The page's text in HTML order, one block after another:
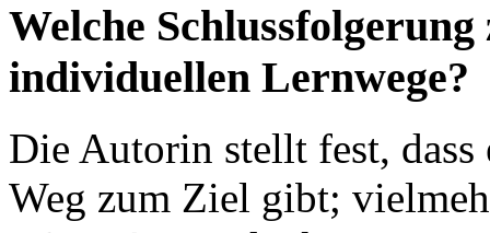
Welche
individuellen Lernwege?
Die Autorin stellt fest,
Weg zum Ziel gibt;